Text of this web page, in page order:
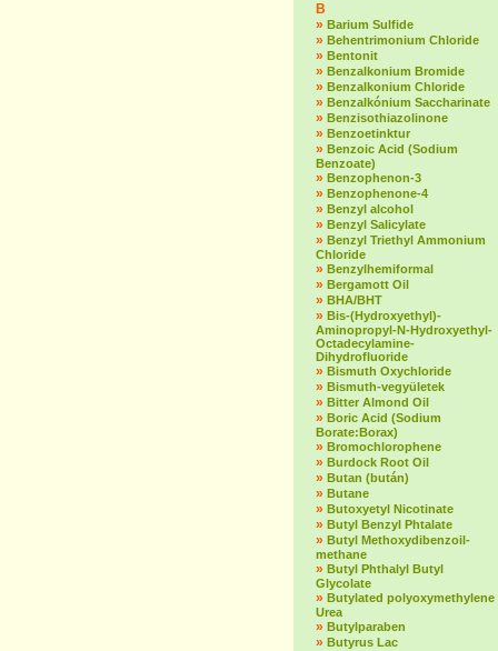
B
» Barium Sulfide
» Behentrimonium Chloride
» Bentonit
» Benzalkonium Bromide
» Benzalkonium Chloride
» Benzalkónium Saccharinate
» Benzisothiazolinone
» Benzoetinktur
» Benzoic Acid (Sodium
Benzoate)
» Benzophenon-3
» Benzophenone-4
» Benzyl alcohol
» Benzyl Salicylate
» Benzyl Triethyl Ammonium
Chloride
» Benzylhemiformal
» Bergamott Oil
» BHA/BHT
» Bis-(Hydroxyethyl)-
Aminopropyl-N-Hydroxyethyl-
Octadecylamine-
Dihydrofluoride
» Bismuth Oxychloride
» Bismuth-vegyületek
» Bitter Almond Oil
» Boric Acid (Sodium
Borate:Borax)
» Bromochlorophene
» Burdock Root Oil
» Butan (bután)
» Butane
» Butoxyetyl Nicotinate
» Butyl Benzyl Phtalate
» Butyl Methoxydibenzoil-
methane
» Butyl Phthalyl Butyl
Glycolate
» Butylated polyoxymethylene
Urea
» Butylparaben
» Butyrus Lac